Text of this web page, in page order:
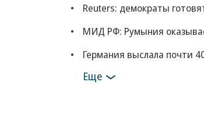
Reuters: демократы
МИД РФ: Румыния
Германия выслала почти
Еще